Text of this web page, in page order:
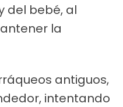
del bebé, al
la
antiguos,
intentando